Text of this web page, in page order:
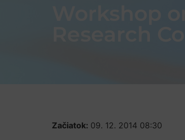
Workshop
Začiatok: 09. 12. 2014 08:30